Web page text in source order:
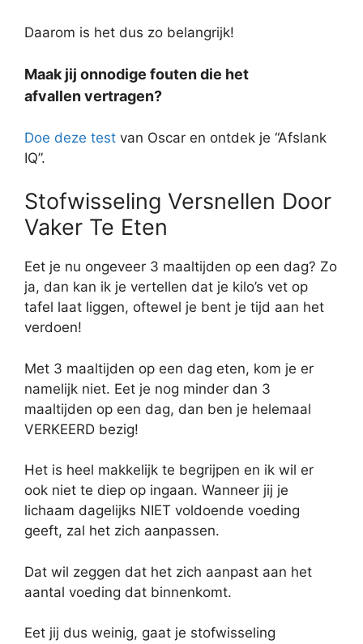
Daarom is het dus zo belangrijk!
Maak jij onnodige fouten die het
afvallen vertragen?
Doe deze test van Oscar en ontdek je “Afslank
IQ”.
Stofwisseling Versnellen Door
Vaker Te Eten
Eet je nu ongeveer 3 maaltijden op een dag? Zo
ja, dan kan ik je vertellen dat je kilo’s vet op
tafel laat liggen, oftewel je bent je tijd aan het
verdoen!
Met 3 maaltijden op een dag eten, kom je er
namelijk niet. Eet je nog minder dan 3
maaltijden op een dag, dan ben je helemaal
VERKEERD bezig!
Het is heel makkelijk te begrijpen en ik wil er
ook niet te diep op ingaan. Wanneer jij je
lichaam dagelijks NIET voldoende voeding
geeft, zal het zich aanpassen.
Dat wil zeggen dat het zich aanpast aan het
aantal voeding dat binnenkomt.
Eet jij dus weinig, gaat je stofwisseling